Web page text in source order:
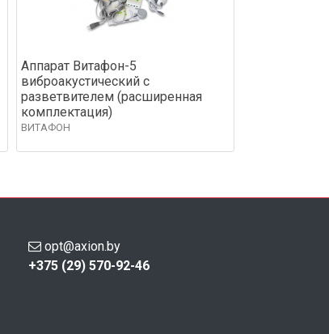
Аппарат Витафон-5
виброакустический с
разветвителем (расширенная
комплектация)
ВИТАФОН
opt@axion.by
+375 (29) 570-92-46